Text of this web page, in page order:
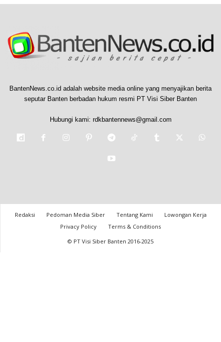
BantenNews.co.id adalah website media online yang menyajikan berita
seputar Banten berbadan hukum resmi PT Visi Siber Banten
Hubungi kami: rdkbantennews@gmail.com
Redaksi Pedoman Media Siber Tentang Kami
Lowongan Kerja
Privacy Policy
Terms & Conditions
© PT Visi Siber Banten 2016-2025